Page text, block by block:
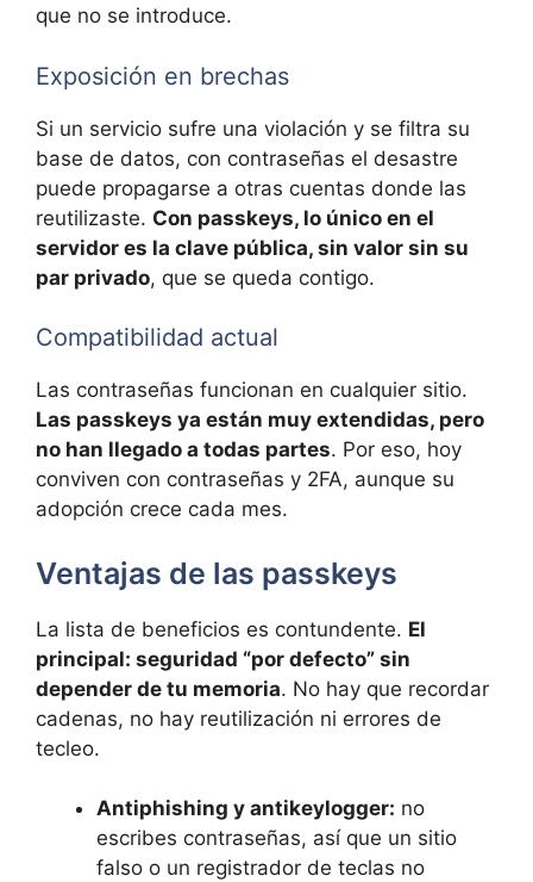
que no se introduce.
Exposición en brechas
Si un servicio sufre una violación y se filtra su
base de datos, con contraseñas el desastre
puede propagarse a otras cuentas donde las
reutilizaste. Con passkeys, lo único en el
servidor es la clave pública, sin valor sin su
par privado, que se queda contigo.
Compatibilidad actual
Las contraseñas funcionan en cualquier sitio.
Las passkeys ya están muy extendidas, pero
no han llegado a todas partes. Por eso, hoy
conviven con contraseñas y 2FA, aunque su
adopción crece cada mes.
Ventajas de las passkeys
La lista de beneficios es contundente. El
principal: seguridad “por defecto” sin
depender de tu memoria. No hay que recordar
cadenas, no hay reutilización ni errores de
tecleo.
Antiphishing y antikeylogger: no
escribes contraseñas, así que un sitio
falso o un registrador de teclas no